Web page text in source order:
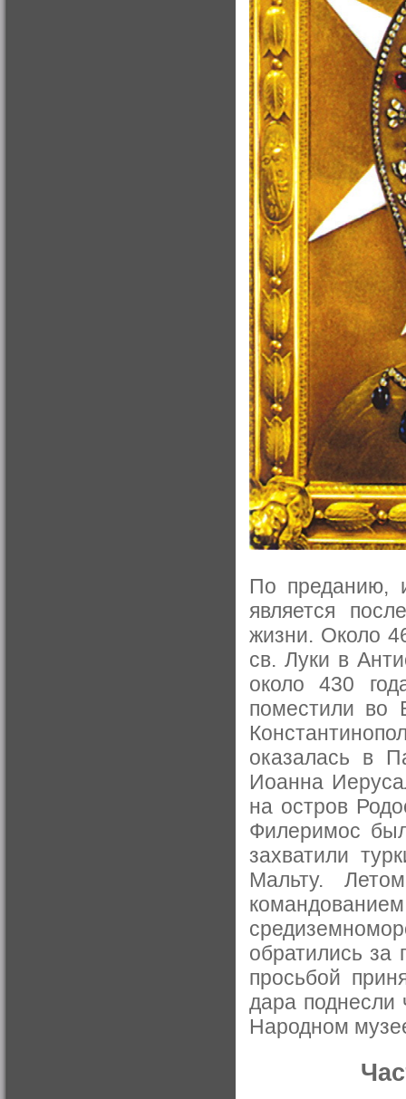
По преданию,
является
жизни. Около
св. Луки в
около 430
поместили во
оказалась в
Иоанна
на остров
Филеримос
захватили
Мальту.
обратились за
просьбой
дара
Народном